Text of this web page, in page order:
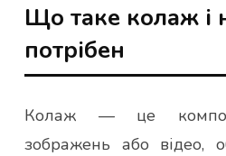
Що таке колаж і
потрібен
Колаж — це
зображень або відео,